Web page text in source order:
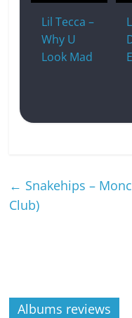
Lil Tecca –
Why U
Look Mad
E
← Snakehips –
Club)
Albums reviews